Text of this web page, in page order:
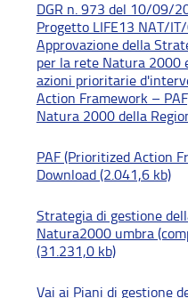
DGR n. 973 del 10/09/
Progetto LIFE13 NAT/
Approvazione della
per la rete Natura 2000
azioni prioritarie
Action Framework –
Natura 2000 della
PAF (Prioritized Action
Download (2.041,6 kb)
Strategia di gestione
Natura2000 umbra
(31.231,0 kb)
Vai ai Piani di gestione